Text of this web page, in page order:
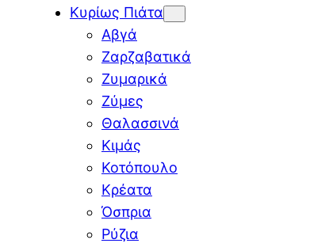
Κυρίως Πιάτα
Αβγά
Ζαρζαβατικά
Ζυμαρικά
Ζύμες
Θαλασσινά
Κιμάς
Κοτόπουλο
Κρέατα
Όσπρια
Ρύζια